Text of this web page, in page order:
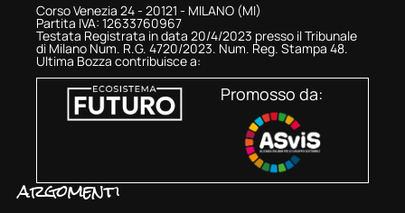
Corso Venezia 24 - 20121 - MILANO (MI)
Partita IVA: 12633760967
Testata Registrata in data 20/4/2023 presso il Tribunale
di Milano Num. R.G. 4720/2023. Num. Reg. Stampa 48.
Ultima Bozza contribuisce a:
Promosso da:
argomenti